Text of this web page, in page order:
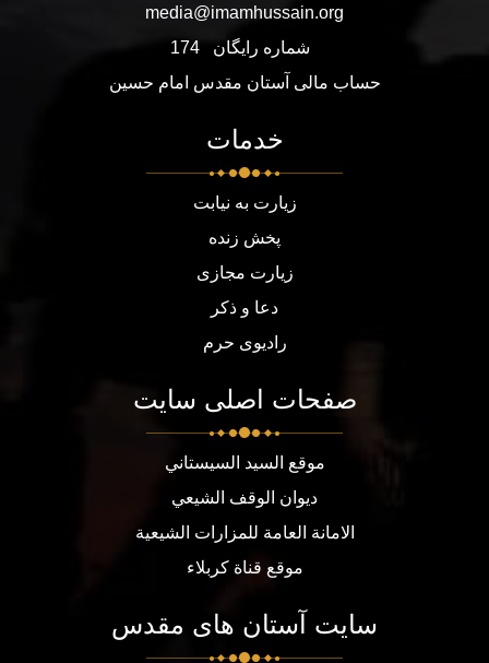
media@imamhussain.org
شماره رایگان
174
حساب مالی آستان مقدس امام حسین
خدمات
زیارت به نیابت
پخش زنده
زیارت مجازی
دعا و ذکر
رادیوی حرم
صفحات اصلی سایت
موقع السيد السيستاني
ديوان الوقف الشيعي
الامانة العامة للمزارات الشيعية
موقع قناة كربلاء
سایت آستان های مقدس